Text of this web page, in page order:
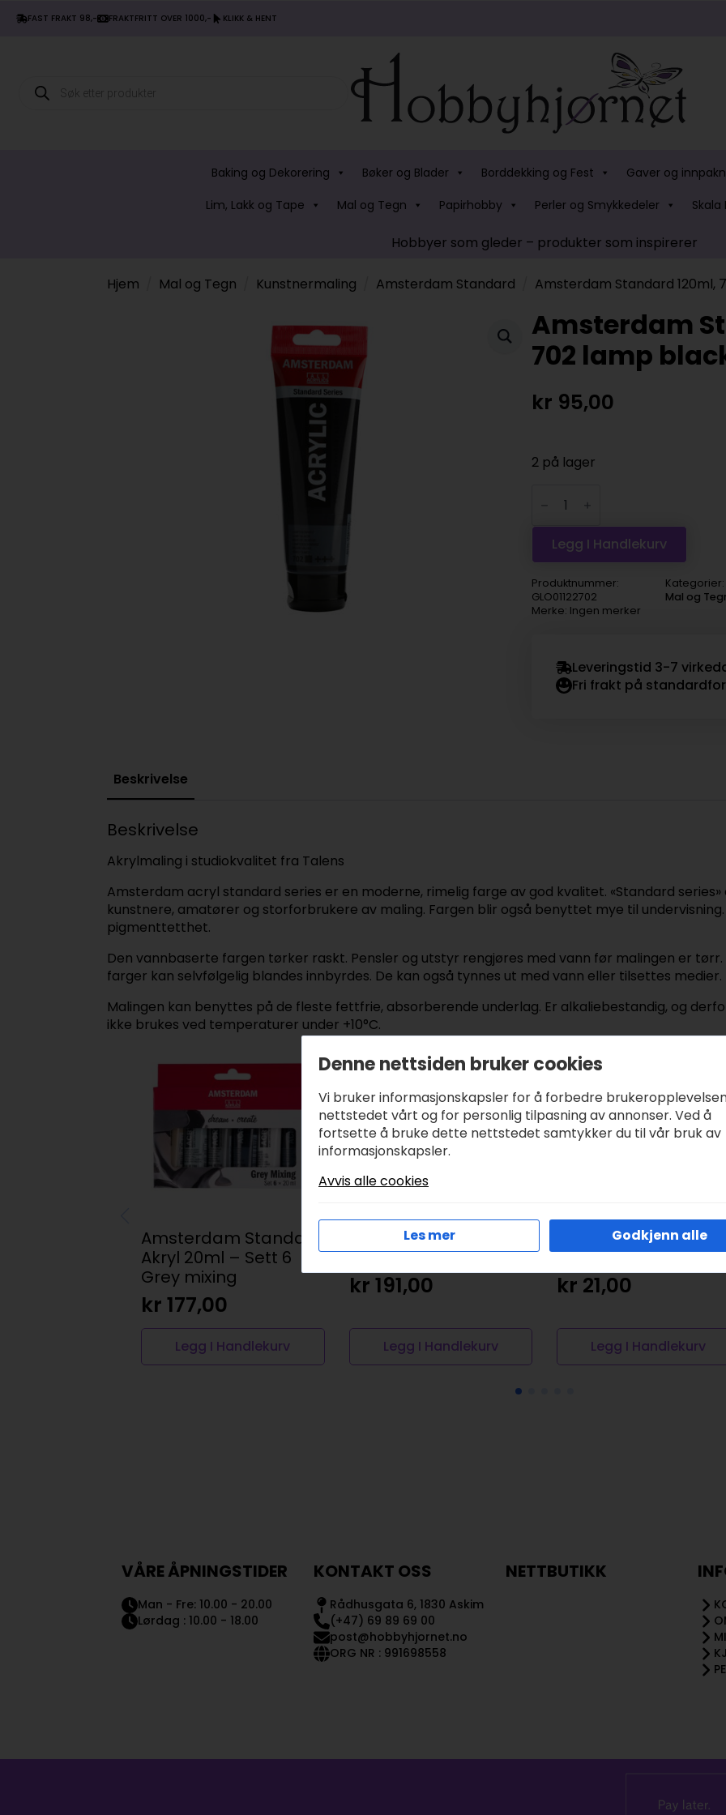
FAST FRAKT 98,- FRAKTFRITT OVER 1000,- KLIKK & HENT
Products
search
Baking og Dekorering Bøker og Blader Borddekking og Fest Gaver og
Lim, Lakk og Tape
Mal og Tegn Papirhobby Perler og Smykkedeler Skala
Hobbyer som gleder – produkter som inspirerer
Hjem Mal og Tegn Kunstnermaling Amsterdam Standard Amsterdam Standard 120ml,
Amsterdam
702 lamp
kr 95,00
2 på lager
Standard
120ml,
702
lamp
black
antall
Legg I Handlekurv
Produktnummer:
GLO01122702
Kategorier:
Mal og
Merke: Ingen merker
Leveringstid 3-7
Fri frakt på
Beskrivelse
Beskrivelse
Akrylmaling i studiokvalitet fra Talens
Amsterdam acryl standard series er en moderne, rimelig farge av god kvalitet. «Standard
kunstnere, amatører og storforbrukere av maling. Fargen blir også benyttet mye til
pigmenttetthet.
Den vannbaserte fargen tørker raskt. Pensler og utstyr rengjøres med vann før malingen er
farger kan selvfølgelig blandes innbyrdes. De kan også tynnes ut med vann eller tilsettes medier.
Malingen kan benyttes på de fleste fettfrie, absorberende underlag. Er alkaliebestandig, og
ikke brukes ved temperaturer under +10°C.
Amsterdam Standard
Akryl 20ml – Sett 6
Grey mixing
kr 177,00
Legg I Handlekurv
Art Creation oil pastel
24farger
kr 191,00
Legg I Handlekurv
Bruynzeel Supercolor
Mega – 992 Lilla
kr 21,00
Legg I Handlekurv
VÅRE ÅPNINGSTIDER
Man - Fre: 10.00 - 20.00
Lørdag : 10.00 - 18.00
KONTAKT OSS
Rådhusgata 6, 1830 Askim
(+47) 69 89 69 00
post@hobbyhjornet.no
ORG NR : 991698558
NETTBUTIKK
Denne nettsiden bruker cookies
Vi bruker informasjonskapsler for å forbedre
nettstedet vårt og for personlig tilpasning av annonser. Ved å
fortsette å bruke dette nettstedet samtykker du til vår bruk av
informasjonskapsler.
Avvis alle cookies
Les mer Godkjenn alle